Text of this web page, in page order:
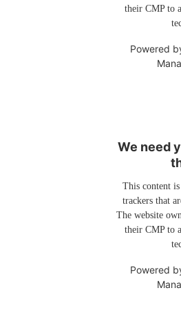
their CMP to
Powered
We need
This content
trackers that
The website
their CMP to
Powered